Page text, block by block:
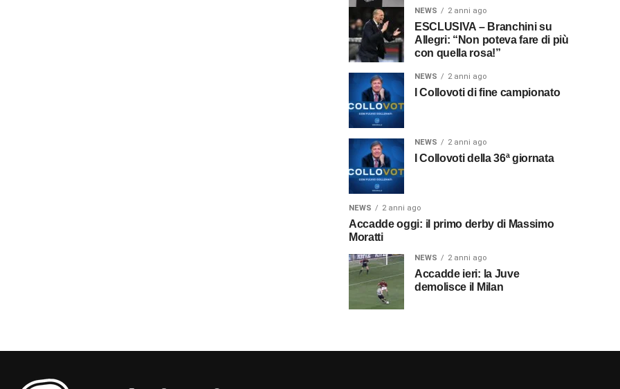
NEWS 2 anni ago
ESCLUSIVA – Branchini su
Allegri: “Non poteva fare di più
con quella rosa!”
NEWS 2 anni ago
I Collovoti di fine campionato
NEWS 2 anni ago
I Collovoti della 36ª giornata
NEWS 2 anni ago
Accadde oggi: il primo derby di Massimo
Moratti
NEWS 2 anni ago
Accadde ieri: la Juve
demolisce il Milan